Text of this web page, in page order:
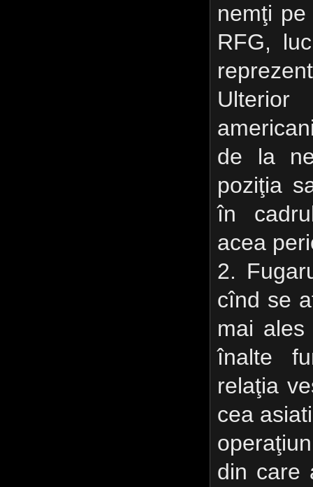
nemţi
RFG,
de la
poziţia
în
acea
2.
cînd se
mai
înalte
relaţia
cea
din care